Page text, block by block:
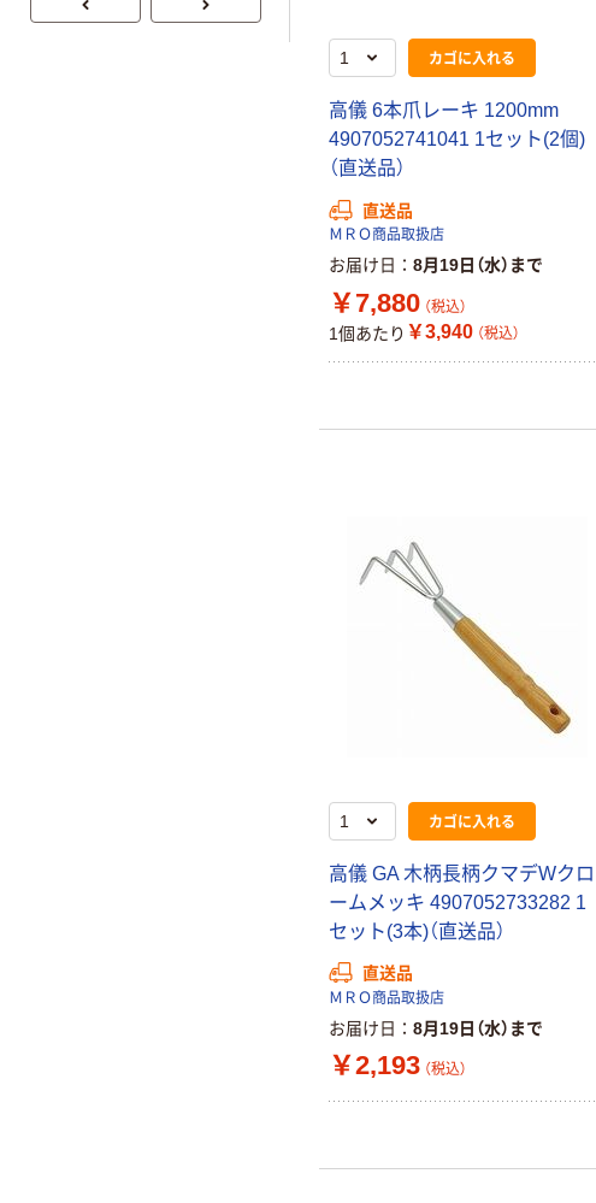
カゴに入れる
高儀 6本爪レーキ 1200mm
4907052741041 1セット(2個)
（直送品）
直送品
ＭＲＯ商品取扱店
お届け日 8月19日（水）まで
￥7,880 （税込）
1個あたり ￥3,940 （税込）
カゴに入れる
高儀 GA 木柄長柄クマデWクロ
ームメッキ 4907052733282 1
セット(3本)（直送品）
直送品
ＭＲＯ商品取扱店
お届け日 8月19日（水）まで
￥2,193 （税込）
証